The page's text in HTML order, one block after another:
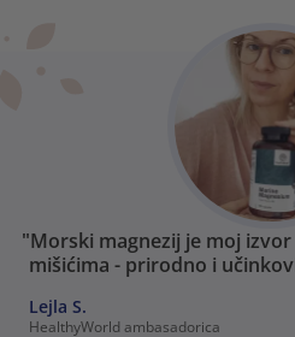
"Morski magnezij je moj
mišićima - prirodno i
Lejla S.
HealthyWorld ambasadorica